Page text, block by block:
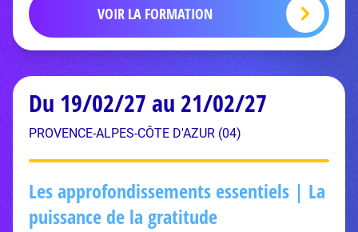
VOIR LA FORMATION
Du 19/02/27 au 21/02/27
PROVENCE-ALPES-CÔTE D'AZUR (04)
Les approfondissements essentiels | La
puissance de la gratitude